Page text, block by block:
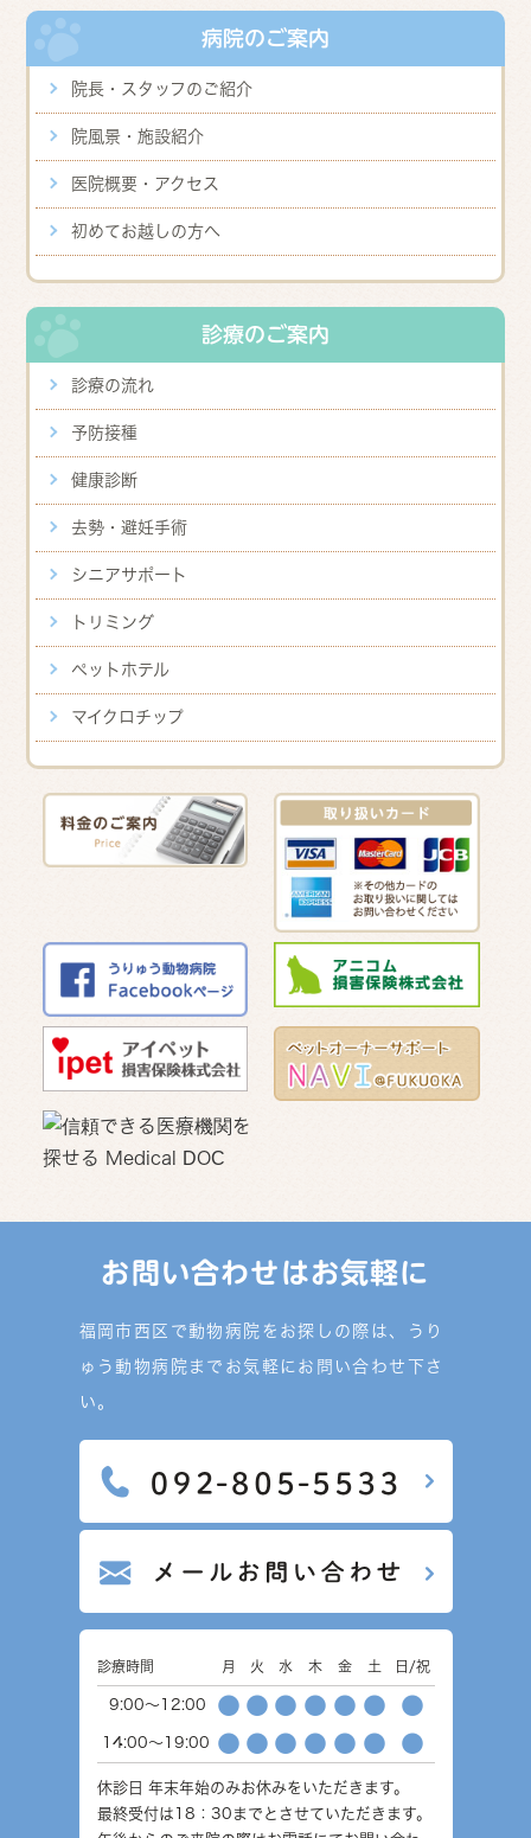
病院のご案内
院長・スタッフのご紹介
院風景・施設紹介
医院概要・アクセス
初めてお越しの方へ
診療のご案内
診療の流れ
予防接種
健康診断
去勢・避妊手術
シニアサポート
トリミング
ペットホテル
マイクロチップ
お問い合わせはお気軽に
福岡市西区で動物病院をお探しの際は、うり
ゅう動物病院までお気軽にお問い合わせ下さ
い。
診療時間 月 火 水 木 金 土 日/祝
9:00～12:00 ● ● ● ● ● ● ●
14:00～19:00 ● ● ● ● ● ● ●
休診日 年末年始のみお休みをいただきます。
最終受付は18：30までとさせていただきます。